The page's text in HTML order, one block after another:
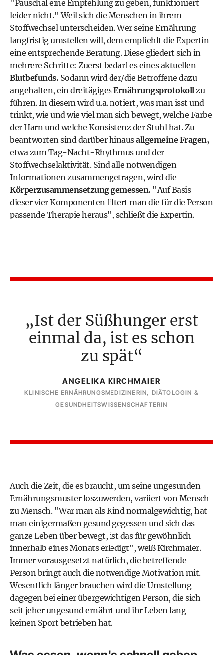
"Pauschal eine Empfehlung zu geben, funktioniert
leider nicht." Weil sich die Menschen in ihrem
Stoffwechsel unterscheiden. Wer seine Ernährung
langfristig umstellen will, dem empfiehlt die Expertin
eine entsprechende Beratung. Diese gliedert sich in
mehrere Schritte: Zuerst bedarf es eines aktuellen
Blutbefunds. Sodann wird der/die Betroffene dazu
angehalten, ein dreitägigesErnährungsprotokoll zu
führen. In diesem wird u.a. notiert, was man isst und
trinkt, wie und wie viel man sich bewegt, welche Farbe
derHarn und welche Konsistenz der Stuhl hat. Zu
beantworten sind darüber hinausallgemeine Fragen,
etwa zum Tag-Nacht-Rhythmus und der
Stoffwechselaktivität. Sind alle notwendigen
Informationen zusammengetragen, wird die
Körperzusammensetzung gemessen. "Auf Basis
dieser vier Komponenten filtert man die für die Person
passende Therapie heraus", schließt die Expertin.
Ist der Süßhunger erst
einmal da, ist es schon
zu spät
ANGELIKA KIRCHMAIER
KLINISCHE ERNÄHRUNGSMEDIZINERIN, DIÄTOLOGIN &
GESUNDHEITSWISSENSCHAFTERIN
Auch die Zeit, die es braucht, um seine ungesunden
Ernährungsmuster loszuwerden, variiert von Mensch
zu Mensch. "War man als Kind normalgewichtig, hat
man einigermaßen gesund gegessen und sich das
ganze Leben über bewegt, ist das für gewöhnlich
innerhalb eines Monats erledigt", weiß Kirchmaier.
Immer vorausgesetzt natürlich, die betreffende
Person bringt auch die notwendige Motivation mit.
Wesentlich länger brauchen wird die Umstellung
dagegen bei einer übergewichtigen Person, die sich
seit jeher ungesund ernährt und ihr Leben lang
keinen Sport betrieben hat.